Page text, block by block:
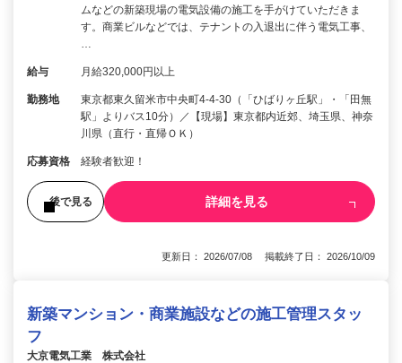
ムなどの新築現場の電気設備の施工を手がけていただきま
す。商業ビルなどでは、テナントの入退出に伴う電気工事、
給与 月給320,000円以上
勤務地
東京都東久留米市中央町4-4-30（「ひばりヶ丘駅」・「田無
駅」よりバス10分）／【現場】東京都内近郊、埼玉県、神奈
川県（直行・直帰ＯＫ）
応募資格 経験者歓迎！
後で見る 詳細を見る
更新日： 2026/07/08 掲載終了日： 2026/10/09
新築マンション・商業施設などの施工管理スタッ
フ
大京電気工業 株式会社